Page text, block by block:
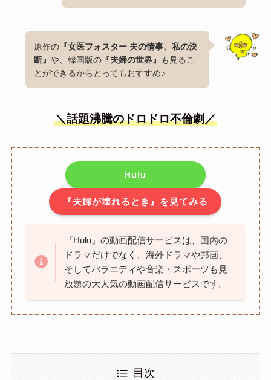
原作の 『女医フォスター 夫の情事、私の決
断』や、韓国版の 『夫婦の世界』
も見るこ
とができるからとってもおすすめ♪
＼話題沸騰のドロドロ不倫劇／
Hulu
『夫婦が壊れるとき』を見てみる
『Hulu』の動画配信サービスは、国内の
ドラマだけでなく、海外ドラマや邦画、
そしてバラエティや音楽・スポーツも見
放題の大人気の動画配信サービスです。
目次